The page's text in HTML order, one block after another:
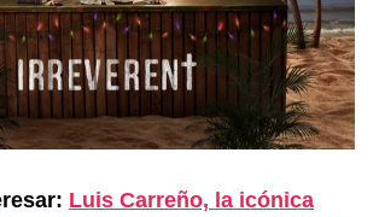
Luis Carreño, la icónica